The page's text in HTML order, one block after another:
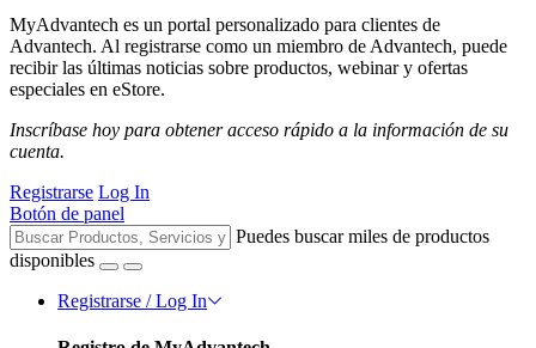
MyAdvantech es un portal personalizado para clientes de
Advantech. Al registrarse como un miembro de Advantech, puede
recibir las últimas noticias sobre productos, webinar y ofertas
especiales en eStore.
Inscríbase hoy para obtener acceso rápido a la información de su
cuenta.
Registrarse Log In
Botón de panel
Puedes buscar miles de productos
disponibles
Registrarse / Log In